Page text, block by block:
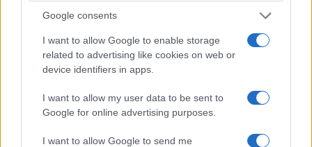
Google consents
I want to allow Google to enable storage
related to advertising like cookies on web or
device identifiers in apps.
I want to allow my user data to be sent to
Google for online advertising purposes.
I want to allow Google to send me